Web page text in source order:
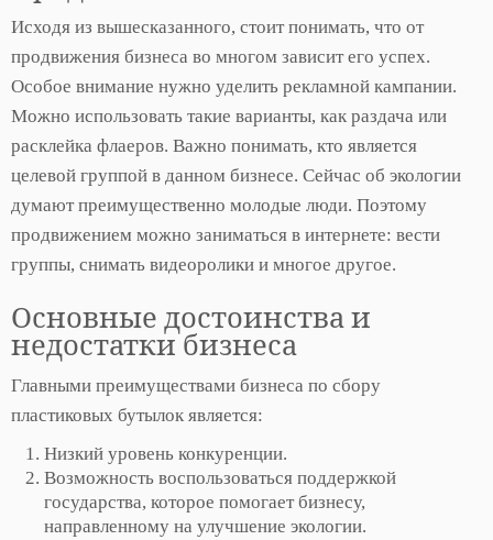
Исходя из вышесказанного, стоит понимать, что от
продвижения бизнеса во многом зависит его успех.
Особое внимание нужно уделить рекламной кампании.
Можно использовать такие варианты, как раздача или
расклейка флаеров. Важно понимать, кто является
целевой группой в данном бизнесе. Сейчас об экологии
думают преимущественно молодые люди. Поэтому
продвижением можно заниматься в интернете: вести
группы, снимать видеоролики и многое другое.
Основные достоинства и
недостатки бизнеса
Главными преимуществами бизнеса по сбору
пластиковых бутылок является:
Низкий уровень конкуренции.
Возможность воспользоваться поддержкой
государства, которое помогает бизнесу,
направленному на улучшение экологии.